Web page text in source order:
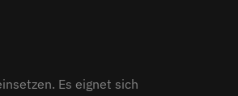
Es eignet sich